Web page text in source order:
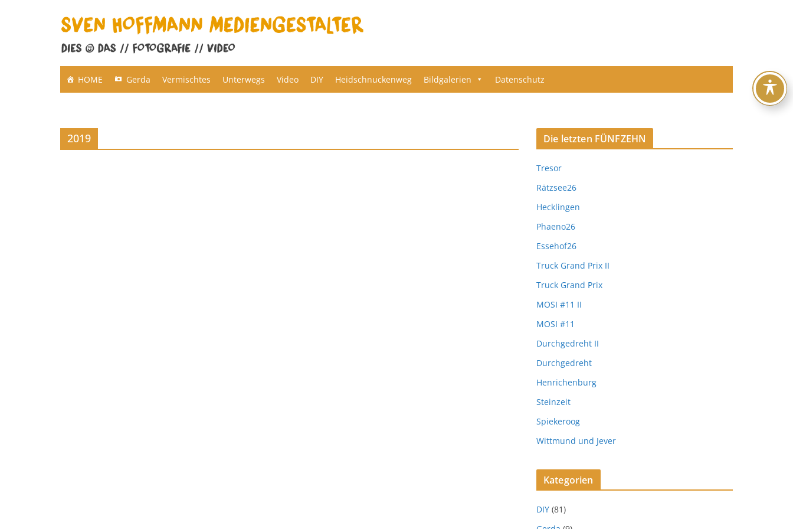
HOME Gerda Vermischtes Unterwegs Video DIY Heidschnuckenweg Bildgalerien Datenschutz
2019 Die letzten FÜNFZEHN
Tresor
Rätzsee26
Hecklingen
Phaeno26
Essehof26
Truck Grand Prix II
Truck Grand Prix
MOSI #11 II
MOSI #11
Durchgedreht II
Durchgedreht
Henrichenburg
Steinzeit
Spiekeroog
Wittmund und Jever
Kategorien
DIY (81)